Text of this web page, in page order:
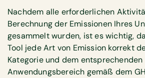
Nachdem alle erforderlichen
Berechnung der Emissionen Ihres
gesammelt wurden, ist es wichtig,
Tool jede Art von Emission korrekt
Kategorie und dem entsprechenden
Anwendungsbereich gemäß dem